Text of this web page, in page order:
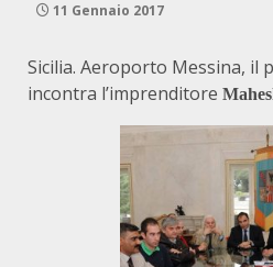
11 Gennaio 2017
Sicilia. Aeroporto Messina, il
incontra l’imprenditore